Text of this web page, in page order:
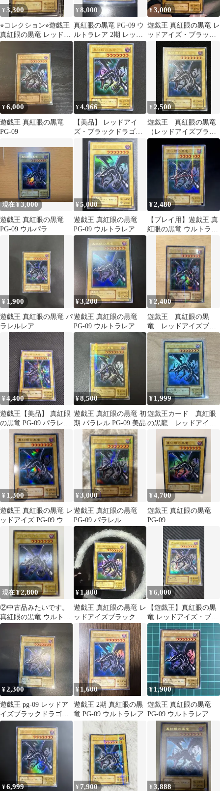
¥3,300
⭐︎コレクション⭐︎遊戯王
真紅眼の黒竜 レッドア
イズ 2期ウルトラ PG-
¥8,000
真紅眼の黒竜 PG-09 ウ
ルトラレア 2期 レッド
アイズ 遊戯王
¥3,000
遊戯王 真紅眼の黒竜 レ
ッドアイズ・ブラック
¥6,000
遊戯王 真紅眼の黒竜
PG-09
¥4,966
【美品】 レッドアイ
ズ・ブラックドラゴン
真紅眼の黒竜 2期 PG-
¥2,500
遊戯王 真紅眼の黒竜
（レッドアイズブラッ
クドラゴン） PG-09
ウルトラ
現在 ¥3,000
遊戯王 真紅眼の黒竜
PG-09 ウルパラ
¥5,000
遊戯王 真紅眼の黒竜
PG-09 ウルトラレア
¥2,480
【プレイ用】遊戯王 真
紅眼の黒竜 ウルトラパ
ラレルレア PG-09 キズ
あり
¥ 1,900
遊戯王 真紅眼の黒竜 パ
ラレルレア
¥3,200
遊戯王 真紅眼の黒竜
PG-09 ウルトラレア
¥ 2,400
遊戯王 真紅眼の黒
竜 レッドアイズブラ
ックドラゴン パラレ
ル PG-０９
¥4,400
遊戯王【美品】 真紅眼
の黒竜 PG-09 パラレル
レア 2期 ②
¥8,500
遊戯王 真紅眼の黒竜 初
期 パラレル PG-09 美品
¥ 1,999
遊戯王カード 真紅眼
の黒龍 レッドアイズ
¥ 1,300
遊戯王 真紅眼の黒竜 レ
ッドアイズ PG-09 ウル
トラレア
¥3,000
遊戯王 真紅眼の黒竜
PG-09 パラレル
¥4,700
遊戯王 真紅眼の黒竜
PG-09
現在 ¥2,800
②中古品みたいです。
真紅眼の黒竜 ウルトラ
レア PG-09 レッドアイ
¥ 1,800
遊戯王 真紅眼の黒竜 レ
ッドアイズブラックド
ラゴン PG-09 ウルトラ
レア 3
¥6,000
【遊戯王】真紅眼の黒
竜 レッドアイズ・ブラ
ックドラゴン PG-09 パ
ラレルレア
¥2,300
遊戯王 pg-09 レッドア
イズブラックドラゴ
ン ウルトラレア
¥ 1,600
遊戯王 2期 真紅眼の黒
竜 PG-09 ウルトラレア
¥1,900
遊戯王 真紅眼の黒竜
PG-09 ウルトラレア
¥6,999 ¥ 7,900 ¥3,888